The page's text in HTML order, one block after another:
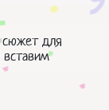
для
вставим